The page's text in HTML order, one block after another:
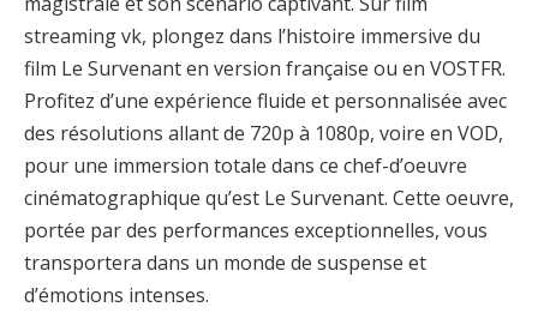
streaming vk, plongez dans l’histoire immersive du
film Le Survenant en version française ou en VOSTFR.
Profitez d’une expérience fluide et personnalisée avec
des résolutions allant de 720p à 1080p, voire en VOD,
pour une immersion totale dans ce chef-d’oeuvre
cinématographique qu’est Le Survenant. Cette oeuvre,
portée par des performances exceptionnelles, vous
transportera dans un monde de suspense et
d’émotions intenses.